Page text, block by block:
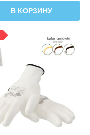
В КОРЗИНУ